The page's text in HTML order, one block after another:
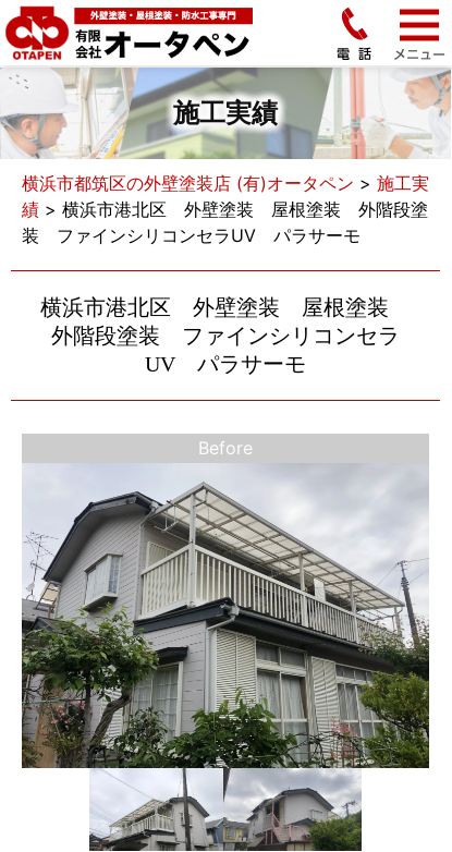
施工実績
横浜市都筑区の外壁塗装店 (有)オータペン > 施工実
績 > 横浜市港北区 外壁塗装 屋根塗装 外階段塗
装 ファインシリコンセラUV パラサーモ
横浜市港北区 外壁塗装 屋根塗装
外階段塗装 ファインシリコンセラ
UV パラサーモ
Before